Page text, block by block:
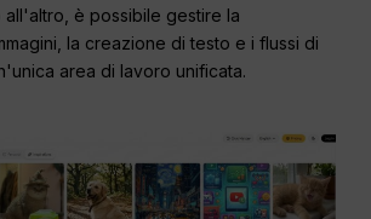
all'altro, è possibile gestire la
la creazione di testo e i flussi di
area di lavoro unificata.